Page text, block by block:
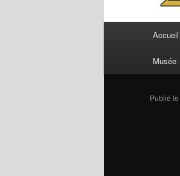
Accueil
Musée
Publié le